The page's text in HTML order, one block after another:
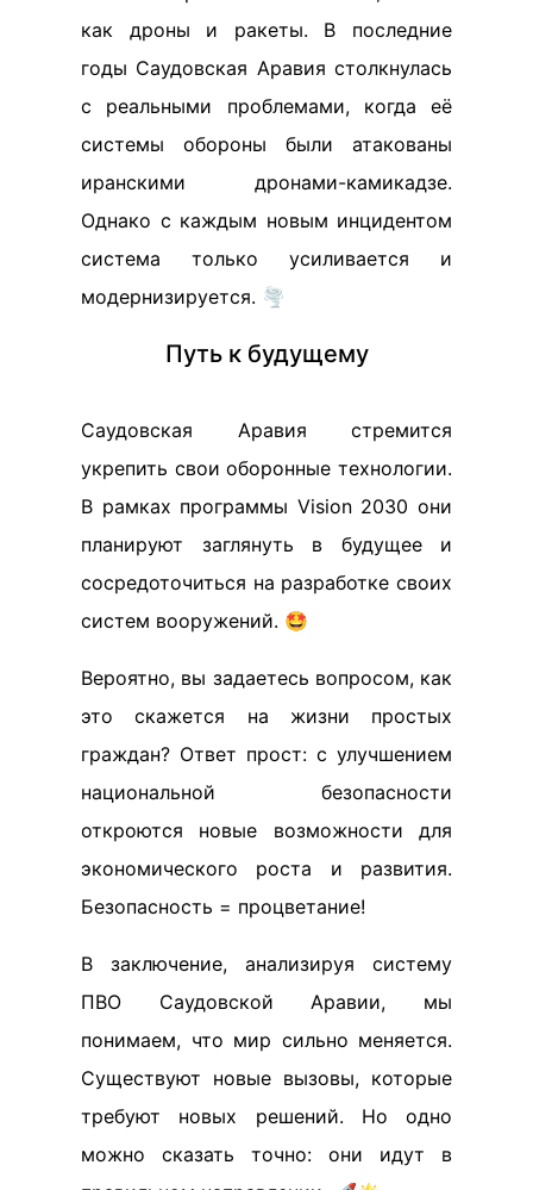
как дроны и ракеты. В последние
годы Саудовская Аравия столкнулась
с реальными проблемами, когда её
системы обороны были атакованы
иранскими дронами-камикадзе.
Однако с каждым новым инцидентом
система только усиливается и
модернизируется. 🌪️
Путь к будущему
Саудовская Аравия стремится
укрепить свои оборонные технологии.
В рамках программы Vision 2030 они
планируют заглянуть в будущее и
сосредоточиться на разработке своих
систем вооружений. 🤩
Вероятно, вы задаетесь вопросом, как
это скажется на жизни простых
граждан? Ответ прост: с улучшением
национальной безопасности
откроются новые возможности для
экономического роста и развития.
Безопасность = процветание!
В заключение, анализируя систему
ПВО Саудовской Аравии, мы
понимаем, что мир сильно меняется.
Существуют новые вызовы, которые
требуют новых решений. Но одно
можно сказать точно: они идут в